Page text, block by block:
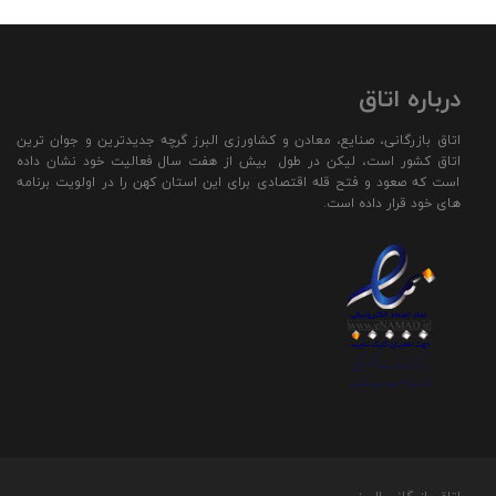
درباره اتاق
اتاق بازرگانی، صنایع، معادن و کشاورزی البرز گرچه جدیدترین و جوان ترین
اتاق کشور است، لیکن در طول بیش از هفت سال فعالیت خود نشان داده
است که صعود و فتح قله اقتصادی برای این استان کهن را در اولویت برنامه
های خود قرار داده است.